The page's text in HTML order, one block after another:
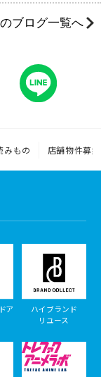
ブログ一覧へ
みもの 店舗物件募集
ア
ハイブランド
リユース